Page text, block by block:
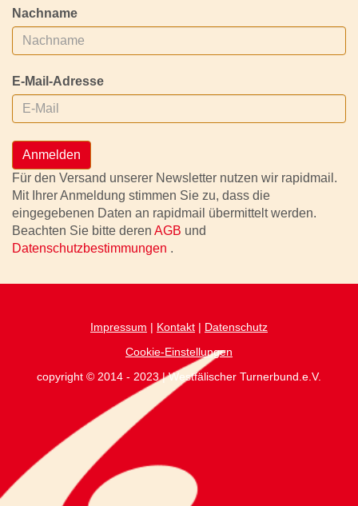
Nachname
E-Mail-Adresse
Anmelden
Für den Versand unserer Newsletter nutzen wir rapidmail.
Mit Ihrer Anmeldung stimmen Sie zu, dass die
eingegebenen Daten an rapidmail übermittelt werden.
Beachten Sie bitte deren AGB und
Datenschutzbestimmungen .
Impressum | Kontakt | Datenschutz
Cookie-Einstellungen
copyright © 2014 - 2023 | Westfälischer Turnerbund.e.V.